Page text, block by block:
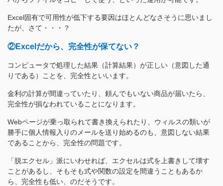
Excel固有で可用性が低下する要因はほとんどなさそうに思いまし
たが、さて・・・？
②Excelだから、完全性が保てない？
コンピュータで処理した結果（計算結果）が正しい（意図した通
りである）ことを、完全性といいます。
金利の計算が間違っていたり、頼んでもいない商品が届いたら、
完全性が損なわれていることになります。
Webページが乗っ取られて書き換えられたり、ウィルスの類いが
勝手に個人情報入りのメールを送り始めるのも、意図しない結果
であることから、完全性の問題です。
「脱エクセル」派にいわせれば、エクセルは式を上書きして壊す
ことがあるし、そもそも式や関数の設定を間違うこともあるか
ら、完全性も低い、のだそうです。